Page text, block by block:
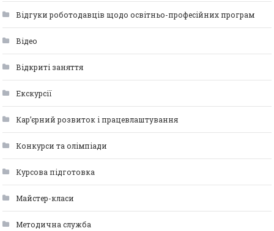
Відгуки роботодавців щодо освітньо-професійних програм
Відео
Відкриті заняття
Екскурсії
Кар’єрний розвиток і працевлаштування
Конкурси та олімпіади
Курсова підготовка
Майстер-класи
Методична служба